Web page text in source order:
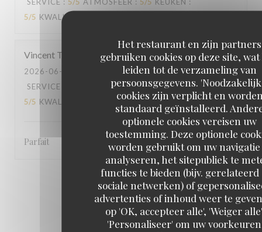
Het restaurant en zijn partners
gebruiken cookies op deze site,
leiden tot de verzameling van
persoonsgegevens.
cookies zijn verplicht en
standaard geïnstalleerd.
optionele cookies vereisen uw
toestemming. Deze optionele
worden gebruikt om uw
analyseren, het sitepubliek te
functies te bieden (bijv. gerelateerd
sociale netwerken) of
advertenties of inhoud weer te
op 'OK, accepteer alle', 'Weiger
'Personaliseer' om uw
5/5 KWALITEIT / PRIJS
Vincent T
2026-06-20
- 21:00 - GASTEN 2
SERVICE
ATMOSFEER: 5/5 KEUKEN:
5/5 KWALITEIT / PRIJS : 5/5
Parfait
1 2 3